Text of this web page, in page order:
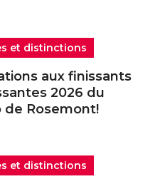
et distinctions
aux finissants
2026 du
de Rosemont!
et distinctions